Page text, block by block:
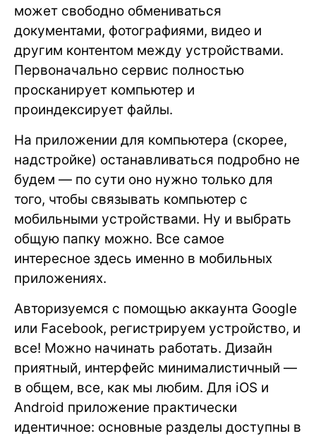
может свободно обмениваться
документами, фотографиями, видео и
другим контентом между устройствами.
Первоначально сервис полностью
просканирует компьютер и
проиндексирует файлы.
На приложении для компьютера (скорее,
надстройке) останавливаться подробно не
будем — по сути оно нужно только для
того, чтобы связывать компьютер с
мобильными устройствами. Ну и выбрать
общую папку можно. Все самое
интересное здесь именно в мобильных
приложениях.
Авторизуемся с помощью аккаунта Google
или Facebook, регистрируем устройство, и
все! Можно начинать работать. Дизайн
приятный, интерфейс минималистичный —
в общем, все, как мы любим. Для iOS и
Android приложение практически
идентичное: основные разделы доступны в